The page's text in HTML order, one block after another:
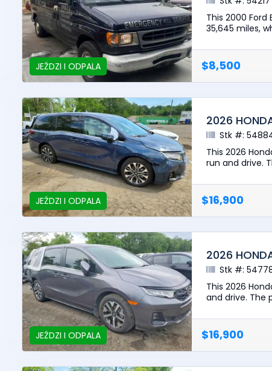
JEŹDZI I ODPALA
This 2000
35,645 miles,
$8,500
JEŹDZI I ODPALA
2026
Stk #:
This 2026
run and drive.
$16,900
JEŹDZI I ODPALA
2026
Stk #:
This 2026
and drive. The
$16,900